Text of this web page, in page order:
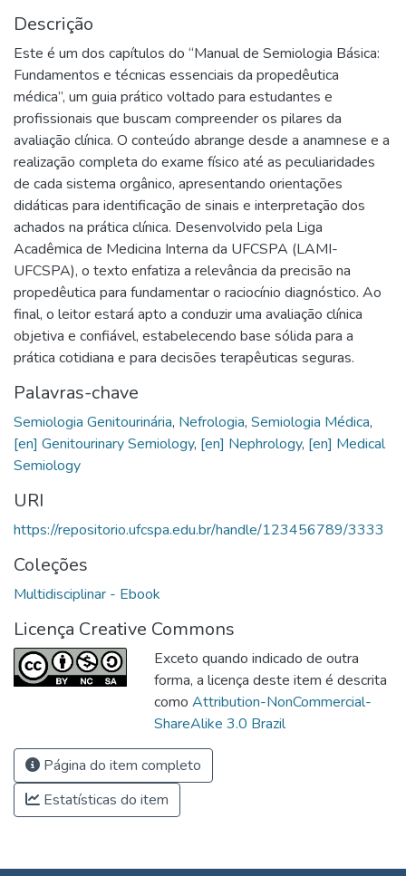
Descrição
Este é um dos capítulos do “Manual de Semiologia Básica:
Fundamentos e técnicas essenciais da propedêutica
médica”, um guia prático voltado para estudantes e
profissionais que buscam compreender os pilares da
avaliação clínica. O conteúdo abrange desde a anamnese e a
realização completa do exame físico até as peculiaridades
de cada sistema orgânico, apresentando orientações
didáticas para identificação de sinais e interpretação dos
achados na prática clínica. Desenvolvido pela Liga
Acadêmica de Medicina Interna da UFCSPA (LAMI-
UFCSPA), o texto enfatiza a relevância da precisão na
propedêutica para fundamentar o raciocínio diagnóstico. Ao
final, o leitor estará apto a conduzir uma avaliação clínica
objetiva e confiável, estabelecendo base sólida para a
prática cotidiana e para decisões terapêuticas seguras.
Palavras-chave
Semiologia Genitourinária, Nefrologia, Semiologia Médica,
[en] Genitourinary Semiology, [en] Nephrology, [en] Medical
Semiology
URI
https://repositorio.ufcspa.edu.br/handle/123456789/3333
Coleções
Multidisciplinar - Ebook
Licença Creative Commons
Exceto quando indicado de outra
forma, a licença deste item é descrita
como Attribution-NonCommercial-
ShareAlike 3.0 Brazil
Página do item completo
Estatísticas do item